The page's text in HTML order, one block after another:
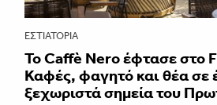
ΕΣΤΙΑΤΌΡΙΑ
Το Caffè Nero έφτασε στο
Καφές, φαγητό και θέα σε
ξεχωριστά σημεία του